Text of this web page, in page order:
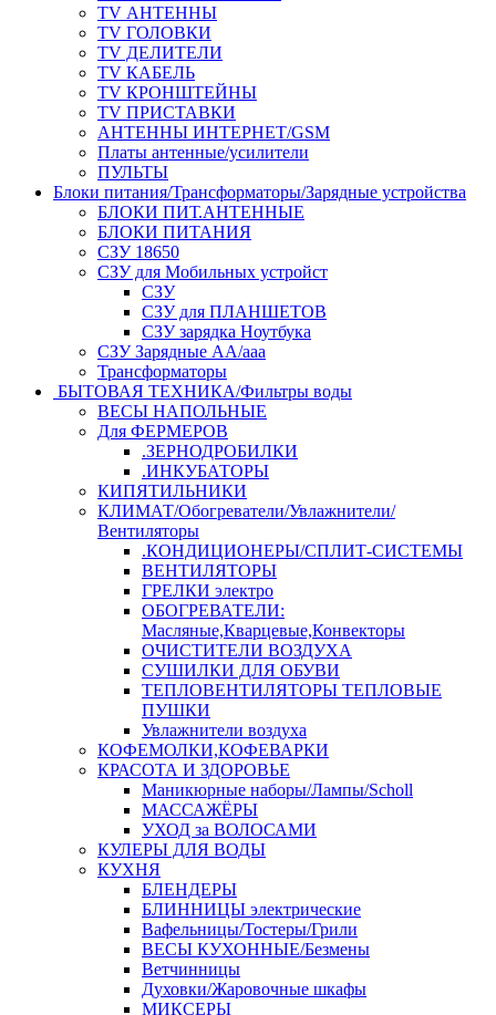
TV АНТЕННЫ
TV ГОЛОВКИ
TV ДЕЛИТЕЛИ
TV КАБЕЛЬ
TV КРОНШТЕЙНЫ
TV ПРИСТАВКИ
АНТЕННЫ ИНТЕРНЕТ/GSM
Платы антенные/усилители
ПУЛЬТЫ
Блоки питания/Трансформаторы/Зарядные устройства
БЛОКИ ПИТ.АНТЕННЫЕ
БЛОКИ ПИТАНИЯ
СЗУ 18650
СЗУ для Мобильных устройст
СЗУ
СЗУ для ПЛАНШЕТОВ
СЗУ зарядка Ноутбука
СЗУ Зарядные АА/ааа
Трансформаторы
БЫТОВАЯ ТЕХНИКА/Фильтры воды
ВЕСЫ НАПОЛЬНЫЕ
Для ФЕРМЕРОВ
.ЗЕРНОДРОБИЛКИ
.ИНКУБАТОРЫ
КИПЯТИЛЬНИКИ
КЛИМАТ/Обогреватели/Увлажнители/
Вентиляторы
.КОНДИЦИОНЕРЫ/СПЛИТ-СИСТЕМЫ
ВЕНТИЛЯТОРЫ
ГРЕЛКИ электро
ОБОГРЕВАТЕЛИ:
Масляные,Кварцевые,Конвекторы
ОЧИСТИТЕЛИ ВОЗДУХА
СУШИЛКИ ДЛЯ ОБУВИ
ТЕПЛОВЕНТИЛЯТОРЫ ТЕПЛОВЫЕ
ПУШКИ
Увлажнители воздуха
КОФЕМОЛКИ,КОФЕВАРКИ
КРАСОТА И ЗДОРОВЬЕ
Маникюрные наборы/Лампы/Scholl
МАССАЖЁРЫ
УХОД за ВОЛОСАМИ
КУЛЕРЫ ДЛЯ ВОДЫ
КУХНЯ
БЛЕНДЕРЫ
БЛИННИЦЫ электрические
Вафельницы/Тостеры/Грили
ВЕСЫ КУХОННЫЕ/Безмены
Ветчинницы
Духовки/Жаровочные шкафы
МИКСЕРЫ